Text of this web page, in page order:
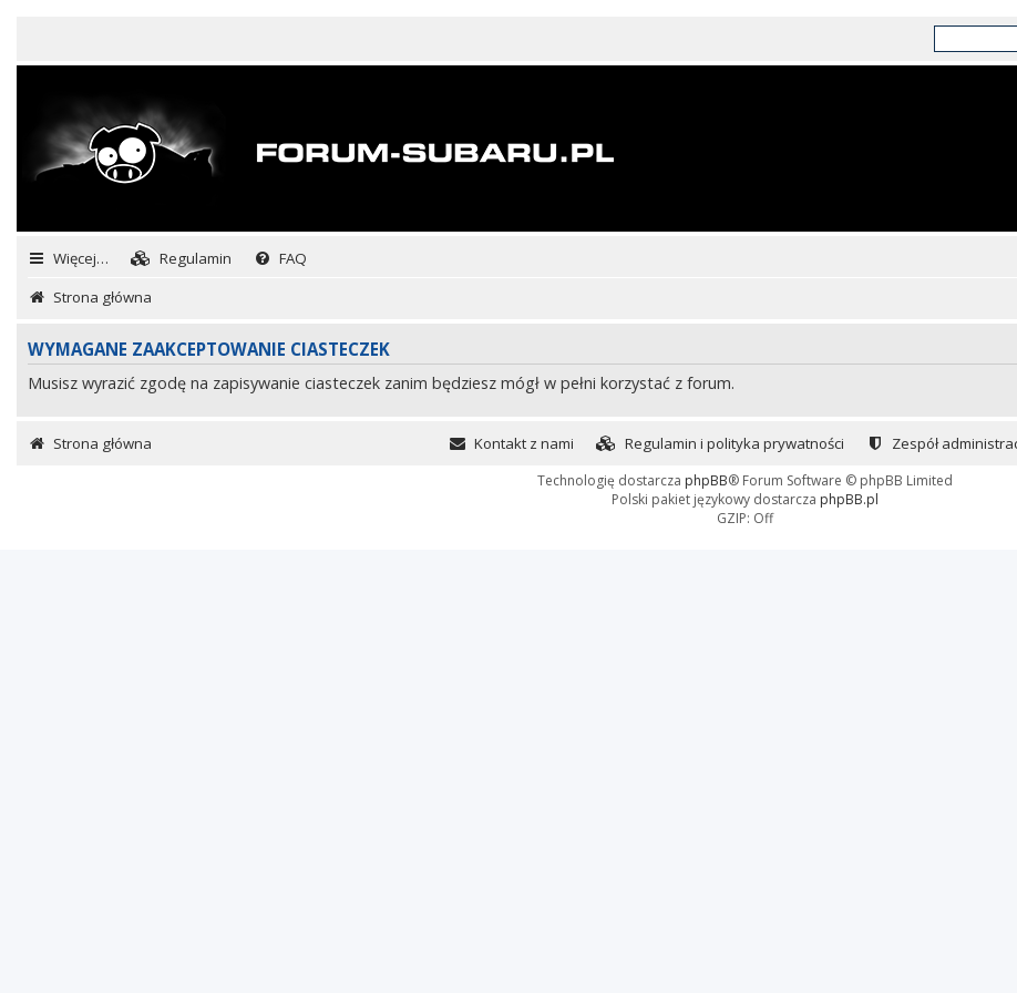
Więcej… Regulamin FAQ
Strona główna
WYMAGANE ZAAKCEPTOWANIE CIASTECZEK
Musisz wyrazić zgodę na zapisywanie ciasteczek zanim będziesz mógł w pełni korzystać z forum.
Strona główna Zespół
Regulamin i polityka prywatności
Kontakt z nami
Technologię dostarcza phpBB® Forum Software © phpBB Limited
Polski pakiet językowy dostarcza phpBB.pl
GZIP: Off